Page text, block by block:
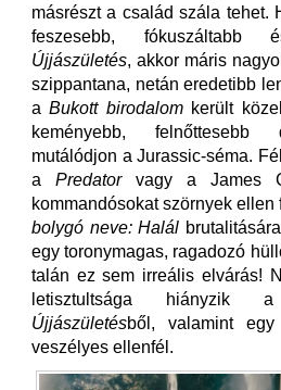
másrészt a család szála tehet.
feszesebb, fókuszáltabb
Újjászületés, akkor máris
szippantana, netán eredetibb
aBukott birodalom került
keményebb, felnőttesebb
mutálódjon a Jurassic-séma.
a Predatorvagy a James
kommandósokat szörnyek ellen
bolygó neve: Halál
egy toronymagas, ragadozó
talán ez sem irreális elvárás!
letisztultsága hiányzik
Újjászületésből, valamint
veszélyes ellenfél.